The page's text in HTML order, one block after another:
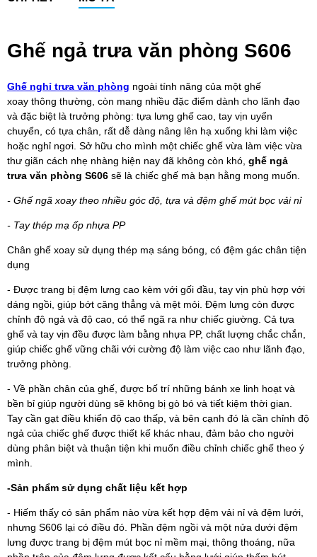
Ghế ngả trưa văn phòng S606
Ghế nghỉ trưa văn phòng ngoài tính năng của một ghế
xoay thông thường, còn mang nhiều đặc điểm dành cho lãnh đạo
và đặc biệt là trưởng phòng: tựa lưng ghế cao, tay vịn uyển
chuyển, có tựa chân, rất dễ dàng nâng lên hạ xuống khi làm việc
hoặc nghỉ ngơi. Sở hữu cho mình một chiếc ghế vừa làm việc vừa
thư giãn cách nhẹ nhàng hiện nay đã không còn khó, ghế ngả
trưa văn phòng S606 sẽ là chiếc ghế mà bạn hằng mong muốn.
- Ghế ngã xoay theo nhiều góc độ, tựa và đệm ghế mút bọc vải nỉ
- Tay thép mạ ốp nhựa PP
Chân ghế xoay sử dụng thép mạ sáng bóng, có đệm gác chân tiện
dụng
- Được trang bị đệm lưng cao kèm với gối đầu, tay vịn phù hợp với
dáng ngồi, giúp bớt căng thẳng và mệt mỏi. Đệm lưng còn được
chỉnh độ ngả và độ cao, có thể ngã ra như chiếc giường. Cả tựa
ghế và tay vịn đều được làm bằng nhựa PP, chất lượng chắc chắn,
giúp chiếc ghế vững chãi với cường độ làm việc cao như lãnh đạo,
trưởng phòng.
- Về phần chân của ghế, được bố trí những bánh xe linh hoạt và
bền bỉ giúp người dùng sẽ không bị gò bó và tiết kiệm thời gian.
Tay cần gạt điều khiển độ cao thấp, và bên cạnh đó là cần chỉnh độ
ngả của chiếc ghế được thiết kế khác nhau, đảm bảo cho người
dùng phân biệt và thuận tiện khi muốn điều chỉnh chiếc ghế theo ý
mình.
-Sản phẩm sử dụng chất liệu kết hợp
- Hiếm thấy có sản phẩm nào vừa kết hợp đệm vải nỉ và đệm lưới,
nhưng S606 lại có điều đó. Phần đệm ngồi và một nửa dưới đệm
lưng được trang bị đệm mút bọc nỉ mềm mại, thông thoáng, nữa